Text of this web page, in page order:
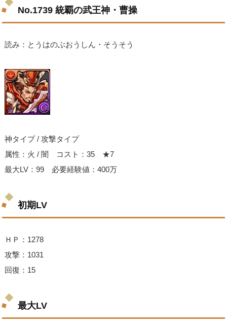
No.1739 統覇の武王神・曹操
読み：とうはのぶおうしん・そうそう
神タイプ / 攻撃タイプ
属性：火 / 闇 コスト：35 ★7
最大LV：99 必要経験値：400万
初期LV
ＨＰ：1278
攻撃：1031
回復：15
最大LV